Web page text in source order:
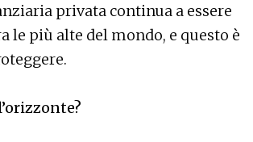
privata continua a essere
le più alte del mondo, e questo è